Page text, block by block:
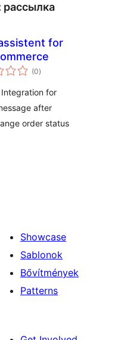
рассылка
for
(0értékelés
összesen
)
Integration for
after
order status
Showcase
Sablonok
Bővítmények
Patterns